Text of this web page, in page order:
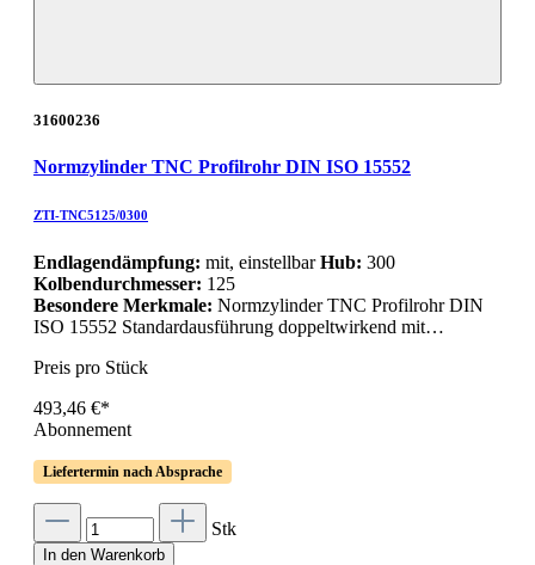
31600236
Normzylinder TNC Profilrohr DIN ISO 15552
ZTI-TNC5125/0300
Endlagendämpfung: mit, einstellbarHub: 300
Kolbendurchmesser: 125
Besondere Merkmale: Normzylinder TNC Profilrohr DIN
ISO 15552 Standardausführung doppeltwirkend mit…
Preis pro Stück
493,46 €*
Abonnement
Liefertermin nach Absprache
Stk
In den Warenkorb